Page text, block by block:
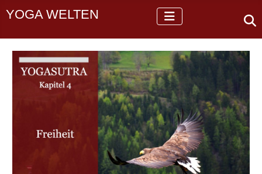
YOGA WELTEN